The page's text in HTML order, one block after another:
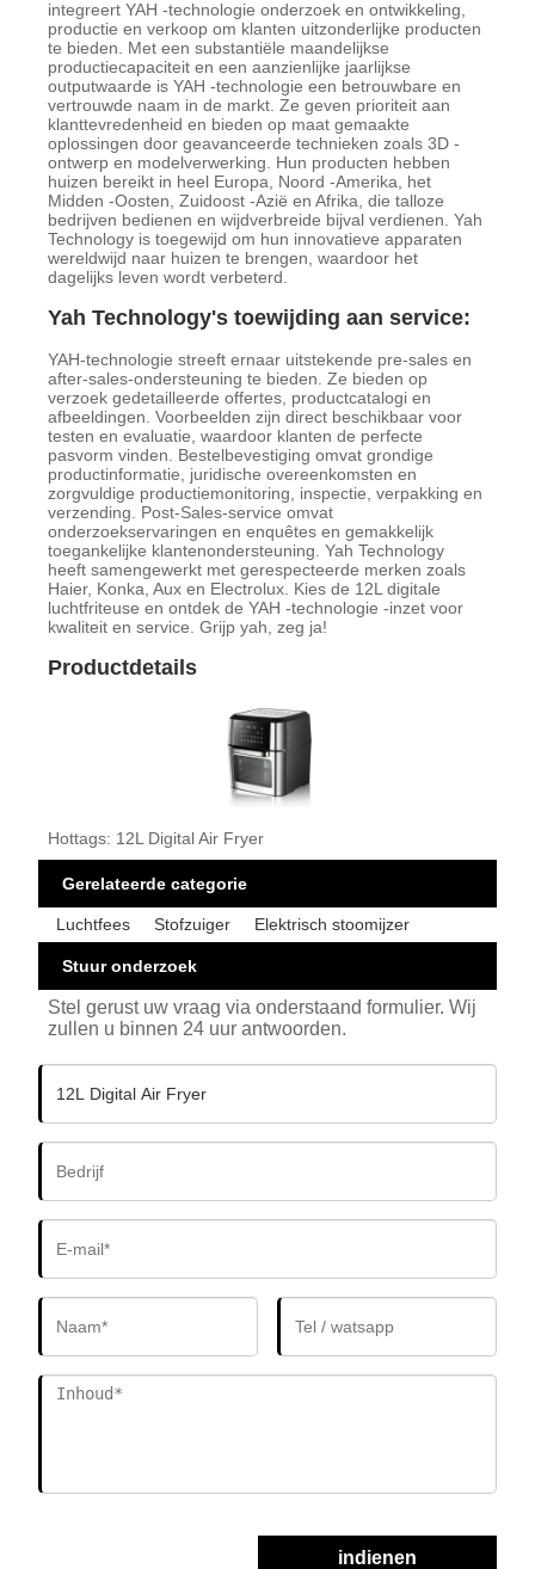
integreert YAH -technologie onderzoek en ontwikkeling,
productie en verkoop om klanten uitzonderlijke producten
te bieden. Met een substantiële maandelijkse
productiecapaciteit en een aanzienlijke jaarlijkse
outputwaarde is YAH -technologie een betrouwbare en
vertrouwde naam in de markt. Ze geven prioriteit aan
klanttevredenheid en bieden op maat gemaakte
oplossingen door geavanceerde technieken zoals 3D -
ontwerp en modelverwerking. Hun producten hebben
huizen bereikt in heel Europa, Noord -Amerika, het
Midden -Oosten, Zuidoost -Azië en Afrika, die talloze
bedrijven bedienen en wijdverbreide bijval verdienen. Yah
Technology is toegewijd om hun innovatieve apparaten
wereldwijd naar huizen te brengen, waardoor het
dagelijks leven wordt verbeterd.
Yah Technology's toewijding aan service:
YAH-technologie streeft ernaar uitstekende pre-sales en
after-sales-ondersteuning te bieden. Ze bieden op
verzoek gedetailleerde offertes, productcatalogi en
afbeeldingen. Voorbeelden zijn direct beschikbaar voor
testen en evaluatie, waardoor klanten de perfecte
pasvorm vinden. Bestelbevestiging omvat grondige
productinformatie, juridische overeenkomsten en
zorgvuldige productiemonitoring, inspectie, verpakking en
verzending. Post-Sales-service omvat
onderzoekservaringen en enquêtes en gemakkelijk
toegankelijke klantenondersteuning. Yah Technology
heeft samengewerkt met gerespecteerde merken zoals
Haier, Konka, Aux en Electrolux. Kies de 12L digitale
luchtfriteuse en ontdek de YAH -technologie -inzet voor
kwaliteit en service. Grijp yah, zeg ja!
Productdetails
Hottags: 12L Digital Air Fryer
Gerelateerde categorie
Luchtfees Stofzuiger Elektrisch stoomijzer
Stuur onderzoek
Stel gerust uw vraag via onderstaand formulier. Wij
zullen u binnen 24 uur antwoorden.
indienen